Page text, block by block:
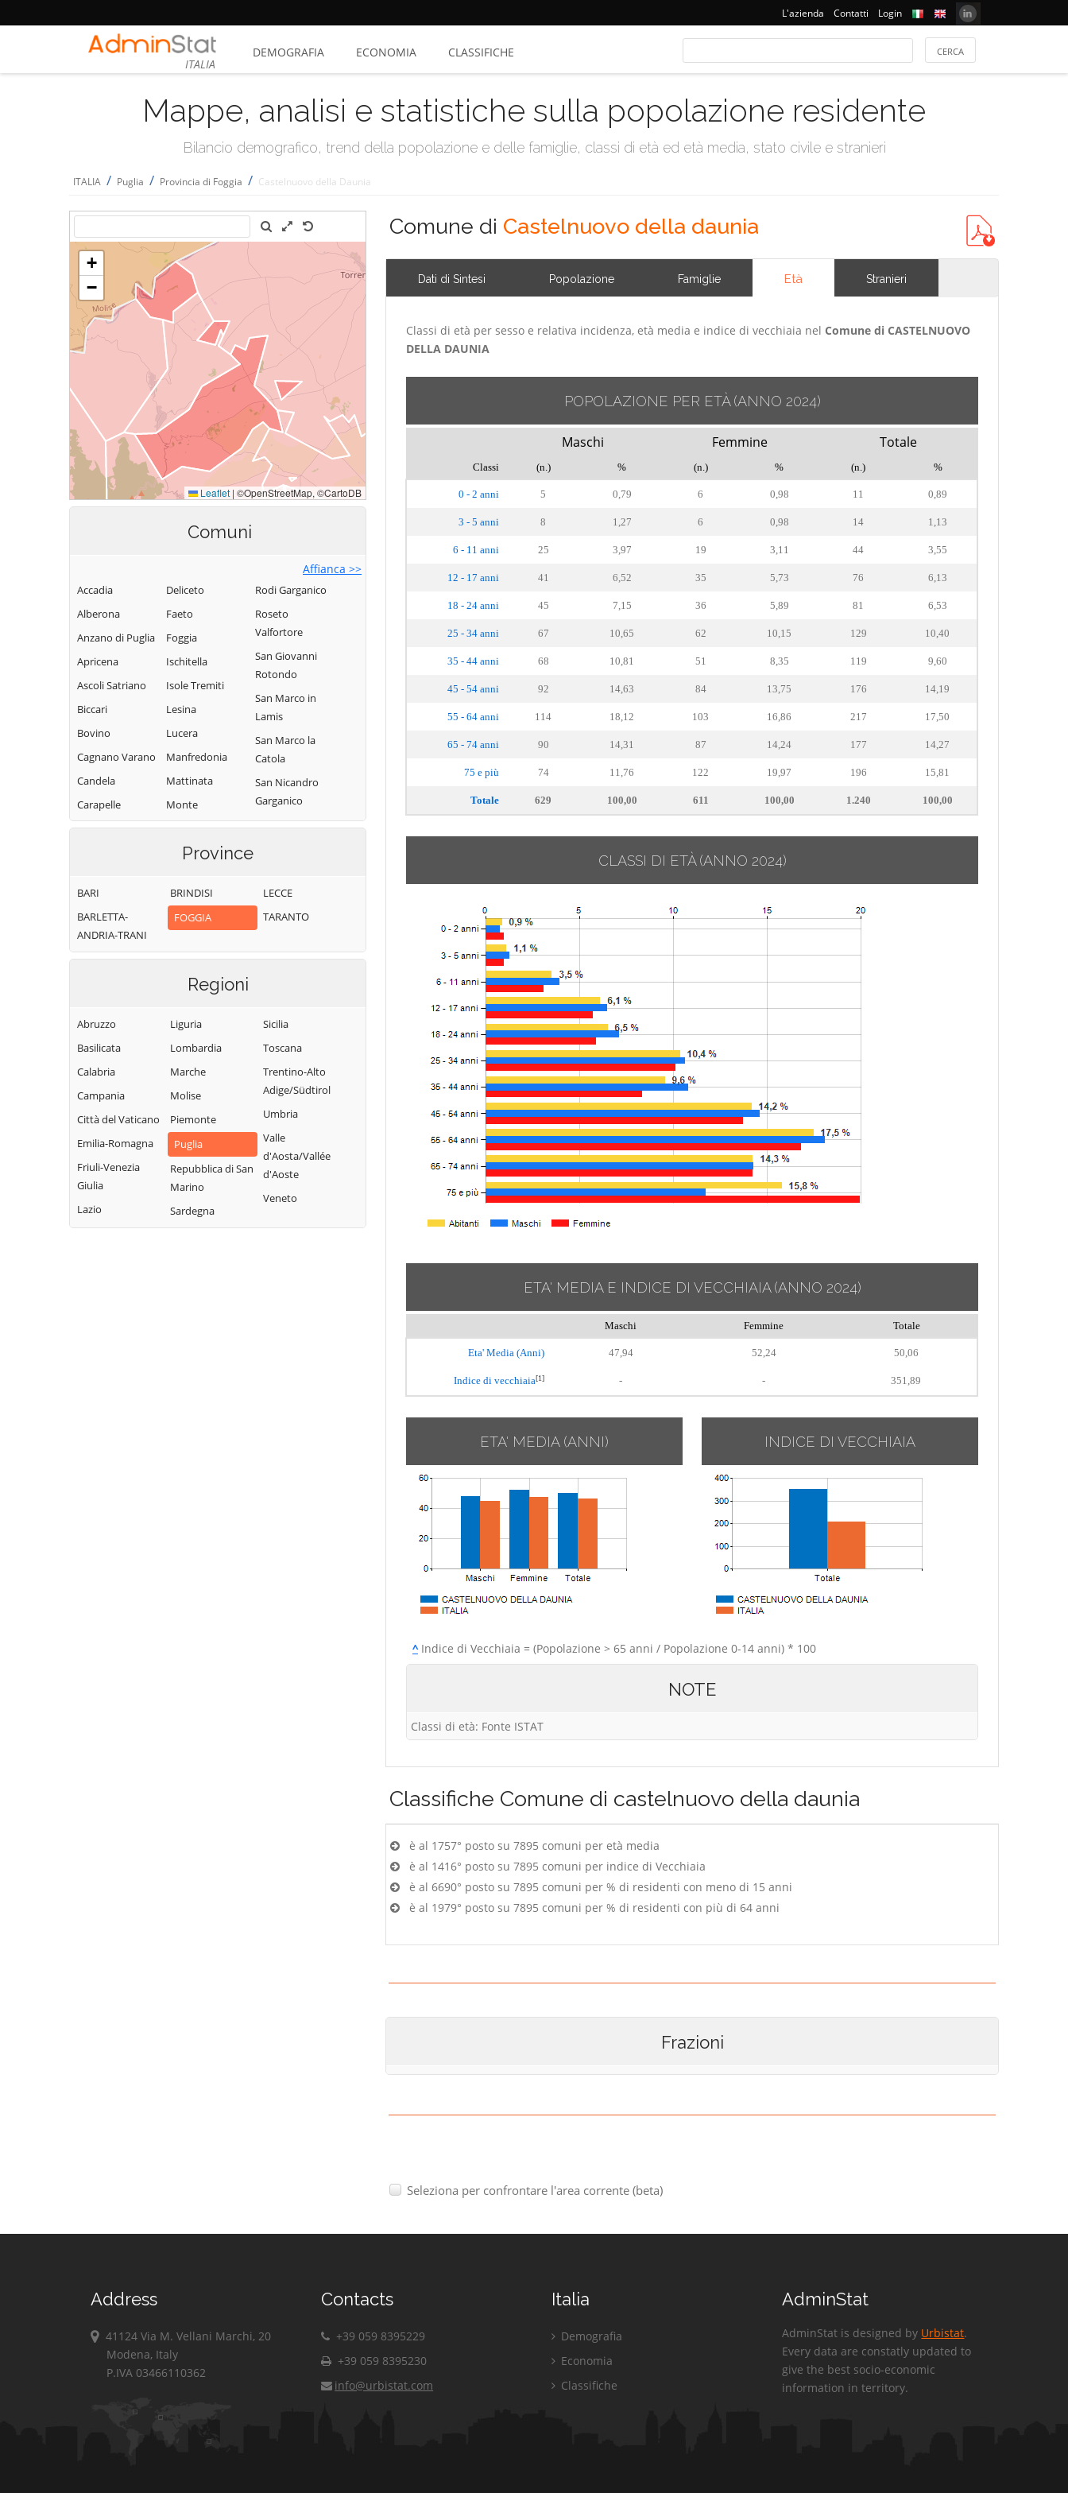
L'azienda Contatti Login
ITALIA
DEMOGRAFIA ECONOMIA CLASSIFICHE
Mappe, analisi e statistiche sulla popolazione residente
Bilancio demografico, trend della popolazione e delle famiglie, classi di età ed età media, stato civile e stranieri
ITALIA / Puglia / Provincia di Foggia / Castelnuovo della Daunia
Comuni
Affianca >>
Accadia
Alberona
Anzano di Puglia
Apricena
Ascoli Satriano
Biccari
Bovino
Cagnano Varano
Candela
Carapelle
Carlantino
Monterotaro
Casalvecchio di
Puglia
Castelluccio dei
Valmaggiore
Castelnuovo
Valfortore
Chieuti
Deliceto
Faeto
Foggia
Ischitella
Isole Tremiti
Lesina
Lucera
Manfredonia
Mattinata
Monte
Sant'Angelo
Monteleone di
Motta
Montecorvino
Ordona
Orsara di Puglia
Orta Nova
Peschici
Pietramontecorvino
Poggio Imperiale
Rignano
Garganico
Rocchetta
Sant'Antonio
Rodi Garganico
Roseto
Valfortore
San Giovanni
Rotondo
San Marco in
Lamis
San Marco la
Catola
San Nicandro
Garganico
San Paolo di
Sant'Agata di
Puglia
Serracapriola
Stornara
Troia
Vico del Gargano
Vieste
Volturara Appula
Province
BARI
BARLETTA-
ANDRIA-TRANI
BRINDISI
FOGGIA
LECCE
TARANTO
Regioni
Abruzzo
Basilicata
Calabria
Campania
Città del Vaticano
Emilia-Romagna
Friuli-Venezia
Giulia
Lazio
Liguria
Lombardia
Marche
Molise
Piemonte
Puglia
Repubblica di San
Marino
Sardegna
Sicilia
Toscana
Trentino-Alto
Adige/Südtirol
Umbria
Valle
d'Aosta/Vallée
d'Aoste
Veneto
Comune di Castelnuovo della daunia
Dati di Sintesi Popolazione Famiglie Età Stranieri
Classi di età per sesso e relativa incidenza, età media e indice di vecchiaia nel Comune di CASTELNUOVO
DELLA DAUNIA
POPOLAZIONE PER ETÀ (ANNO 2024)
Maschi Femmine Totale
Classi (n.) % (n.) % (n.) %
0 - 2 anni 5 0,79 6 0,98 11 0,89
3 - 5 anni 8 1,27 6 0,98 14 1,13
6 - 11 anni 25 3,97 19 3,11 44 3,55
12 - 17 anni 41 6,52 35 5,73 76 6,13
18 - 24 anni 45 7,15 36 5,89 81 6,53
25 - 34 anni 67 10,65 62 10,15 129 10,40
35 - 44 anni 68 10,81 51 8,35 119 9,60
45 - 54 anni 92 14,63 84 13,75 176 14,19
55 - 64 anni 114 18,12 103 16,86 217 17,50
65 - 74 anni 90 14,31 87 14,24 177 14,27
75 e più 74 11,76 122 19,97 196 15,81
Totale 629 100,00 611 100,00 1.240 100,00
CLASSI DI ETÀ (ANNO 2024)
ETA' MEDIA E INDICE DI VECCHIAIA (ANNO 2024)
Maschi Femmine Totale
Eta' Media (Anni) 47,94 52,24 50,06
Indice di vecchiaia[1] - - 351,89
ETA' MEDIA (ANNI) INDICE DI VECCHIAIA
^Indice di Vecchiaia = (Popolazione > 65 anni / Popolazione 0-14 anni) * 100
NOTE
Classi di età: Fonte ISTAT
Classifiche Comune di castelnuovo della daunia
è al 1757° posto su 7895 comuni per età media
è al 1416° posto su 7895 comuni per indice di Vecchiaia
è al 6690° posto su 7895 comuni per % di residenti con meno di 15 anni
è al 1979° posto su 7895 comuni per % di residenti con più di 64 anni
Frazioni
Seleziona per confrontare l'area corrente (beta)
Address
41124 Via M. Vellani Marchi, 20
Modena, Italy
P.IVA 03466110362
Contacts
+39 059 8395229
+39 059 8395230
info@urbistat.com
Italia
Demografia
Economia
Classifiche
AdminStat
AdminStat is designed by Urbistat.
Every data are constatly updated to
give the best socio-economic
information in territory.